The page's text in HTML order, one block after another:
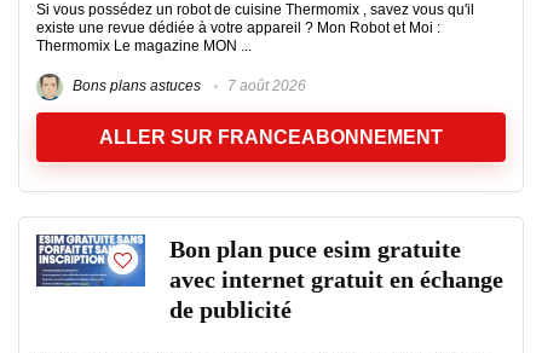
Si vous possédez un robot de cuisine Thermomix , savez vous qu'il
existe une revue dédiée à votre appareil ? Mon Robot et Moi :
Thermomix Le magazine MON ...
Bons plans astuces 7 août 2026
ALLER SUR FRANCEABONNEMENT
Bon plan puce esim gratuite
avec internet gratuit en échange
de publicité